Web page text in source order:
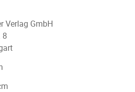
Verlag GmbH
8